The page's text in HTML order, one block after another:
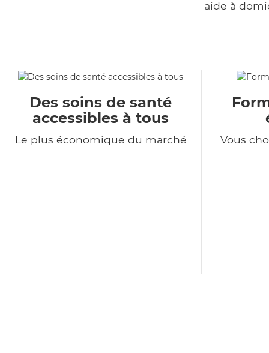
aide à
Des soins de santé
accessibles à tous
Le plus économique du marché
Vous